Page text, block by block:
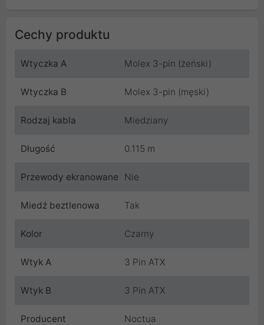
Cechy produktu
Wtyczka A Molex 3-pin (żeński)
Wtyczka B Molex 3-pin (męski)
Rodzaj kabla Miedziany
Długość 0.115 m
Przewody ekranowane Nie
Miedź beztlenowa Tak
Kolor Czarny
Wtyk A 3 Pin ATX
Wtyk B 3 Pin ATX
Producent Noctua